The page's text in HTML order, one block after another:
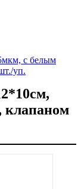
с белым
уп.
клапаном